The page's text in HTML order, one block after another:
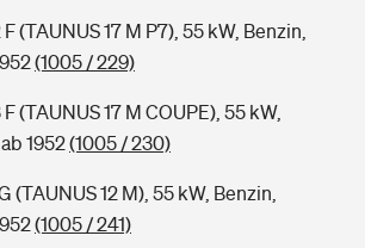
(TAUNUS 17 M P7), 55 kW, Benzin,
(1005 / 229)
(TAUNUS 17 M COUPE), 55 kW,
1952(1005 / 230)
(TAUNUS 12 M), 55 kW, Benzin,
(1005 / 241)